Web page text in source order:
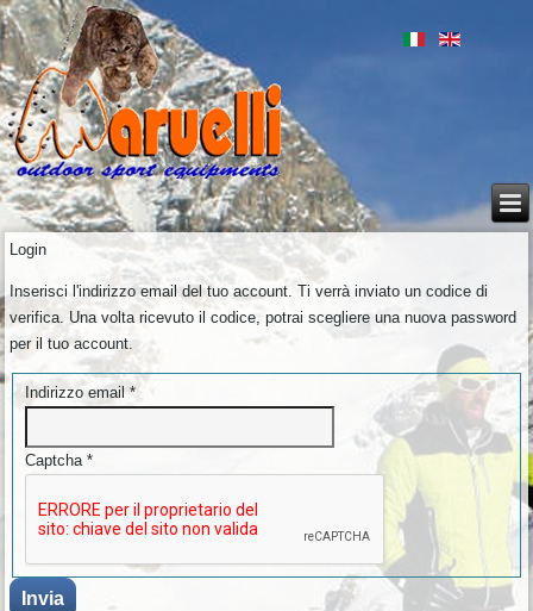
Login
Inserisci l'indirizzo email del tuo account. Ti verrà inviato un codice di
verifica. Una volta ricevuto il codice, potrai scegliere una nuova password
per il tuo account.
Indirizzo email*
Captcha*
Invia